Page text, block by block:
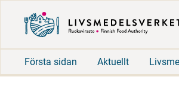
Första sidan
Aktuellt